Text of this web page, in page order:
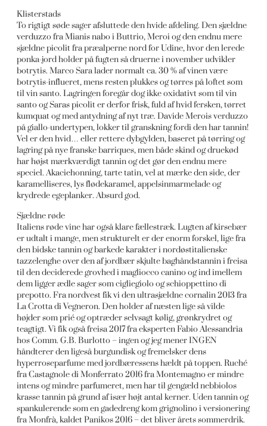
Klisterstads
To rigtigt søde sager afsluttede den hvide afdeling. Den sjældne
verduzzo fra Mianis nabo i Buttrio, Meroi og den endnu mere
sjældne picolit fra præalperne nord for Udine, hvor den lerede
ponka-jord holder på fugten så druerne i november udvikler
botrytis. Marco Sara lader normalt ca. 30 % af vinen være
botrytis-influeret, mens resten plukkes og tørres på loftet som
til vin santo. Lagringen foregår dog ikke oxidativt som til vin
santo og Saras picolit er derfor frisk, fuld af hvid fersken, tørret
kumquat og med antydning af nyt træ. Davide Merois verduzzo
på giallo-undertypen, lokker til granskning fordi den har tannin!
Vel er den hvid… eller rettere dybgylden, baseret på tørring og
lagring på nye franske barriques, men både skind og druekød
har højst mærkværdigt tannin og det gør den endnu mere
speciel. Akaciehonning, tarte tatin, vel at mærke den side, der
karamelliseres, lys flødekaramel, appelsinmarmelade og
krydrede egeplanker. Absurd god.
Sjældne røde
Italiens røde vine har også klare fællestræk. Lugten af kirsebær
er udtalt i mange, men strukturelt er der enorm forskel, lige fra
den bidske tannin og barkede karakter i nordøstitalienske
tazzelenghe over den af jordbær skjulte baghåndstannin i freisa
til den deciderede grovhed i magliocco canino og ind imellem
dem ligger ædle sager som cigliegiolo og schioppettino di
prepotto. Fra nordvest fik vi den ultrasjældne cornalin 2013 fra
La Crotta di Vegneron. Den holder af næsten lige så vilde
højder som prié og optræder selvsagt kølig, grønkrydret og
teagtigt. Vi fik også freisa 2017 fra eksperten Fabio Alessandria
hos Comm. G.B. Burlotto – ingen og jeg mener INGEN
håndterer den ligeså burgundisk og fremelsker dens
hyperroseparfume med jordbæressens hældt på toppen. Ruché
fra Castagnole di Monferrato 2016 fra Montemagno er mindre
intens og mindre parfumeret, men har til gengæld nebbiolos
krasse tannin på grund af især højt antal kerner. Uden tannin og
spankulerende som en gadedreng kom grignolino i versionering
fra Monfrà, kaldet Panikos 2016 – det bliver årets sommerdrik.